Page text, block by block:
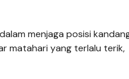
menjaga posisi
matahari yang terlalu terik,